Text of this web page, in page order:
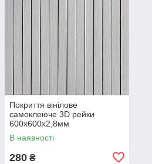
Покриття вінілове
самоклеюче 3D рейки
600х600х2,8мм
Скандинавський білий шпон
SW-00002197
В наявності
280 ₴